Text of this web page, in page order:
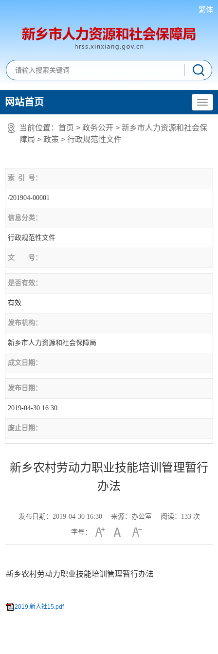
繁体
网站首页
当前位置： 首页 > 政务公开 > 新乡市人力资源和社会保
障局 > 政策 > 行政规范性文件
索 引 号：
/201904-00001
信息分类：
行政规范性文件
文 号：
是否有效：
有效
发布机构：
新乡市人力资源和社会保障局
成文日期：
发布日期：
2019-04-30 16:30
废止日期：
新乡农村劳动力职业技能培训管理暂行
办法
发布日期：2019-04-30 16:30 来源：办公室 阅读： 133次
字号：
新乡农村劳动力职业技能培训管理暂行办法
2019.新人社15.pdf